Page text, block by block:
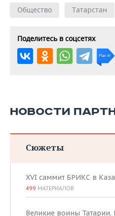
Общество Татарстан
Поделитесь в соцсетях
НОВОСТИ
Сюжеты
XVI саммит БРИКС в
499 МАТЕРИАЛОВ
Великие воины Татарии.